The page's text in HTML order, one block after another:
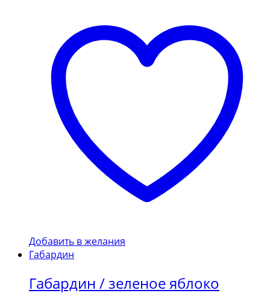
Добавить в желания
Габардин
Габардин / зеленое яблоко